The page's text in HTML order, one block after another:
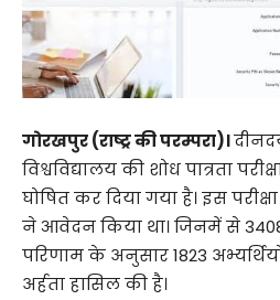
गोरखपुर (राष्ट्र की परम्परा)।
विश्वविद्यालय की शोध पात्रता
घोषित कर दिया गया है। इस
ने आवेदन किया था। जिनमें से
परिणाम के अनुसार 1823
अर्हता हासिल की है।